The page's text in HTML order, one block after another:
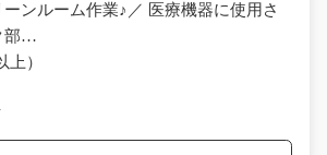
ンルーム作業♪／ 医療機器に使用さ
部…
上）